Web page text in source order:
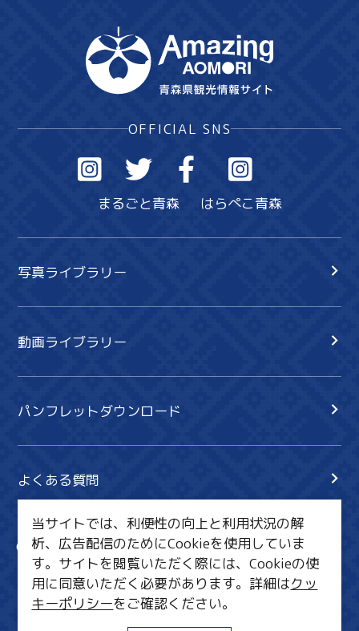
OFFICIAL SNS
まるごと青森 はらぺこ青森
写真ライブラリー
動画ライブラリー
パンフレットダウンロード
よくある質問
サイト内検索
共有
行きたいリスト
MICE・教育・観光事業者の皆様へ
当サイトでは、利便性の向上と利用状況の解
析、広告配信のためにCookieを使用していま
す。サイトを閲覧いただく際には、Cookieの使
用に同意いただく必要があります。詳細はクッ
キーポリシーをご確認ください。